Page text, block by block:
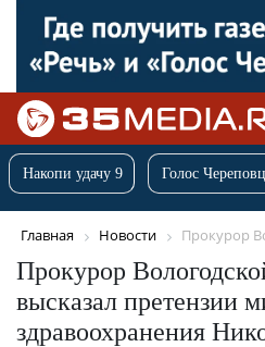
Накопи удачу 9 Голос
Главная Новости Прокурор
Прокурор
высказал претензии
здравоохранения